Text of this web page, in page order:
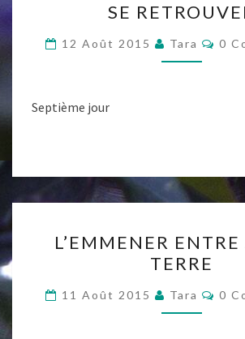
SE
12 Août 2015 Tara 0
Septième jour
ENTRE
SEL
ET
TERRE
L’EMMENER ENTRE
TERRE
11 Août 2015 Tara 0